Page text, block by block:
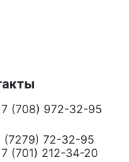
(708) 972-32-95
(7279) 72-32-95
(701) 212-34-20